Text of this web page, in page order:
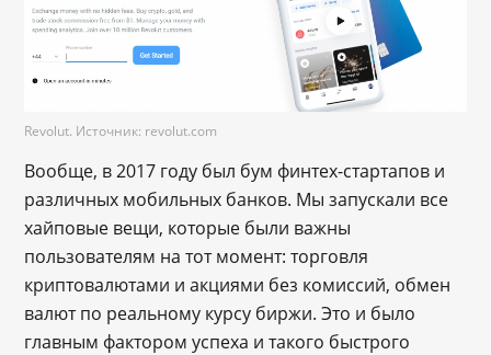
Revolut. Источник: revolut.com
Вообще, в 2017 году был бум финтех-стартапов и
различных мобильных банков. Мы запускали все
хайповые вещи, которые были важны
пользователям на тот момент: торговля
криптовалютами и акциями без комиссий, обмен
валют по реальному курсу биржи. Это и было
главным фактором успеха и такого быстрого